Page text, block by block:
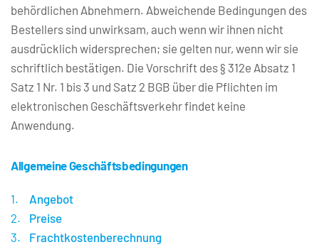
behördlichen Abnehmern. Abweichende Bedingungen des
Bestellers sind unwirksam, auch wenn wir ihnen nicht
ausdrücklich widersprechen; sie gelten nur, wenn wir sie
schriftlich bestätigen. Die Vorschrift des § 312e Absatz 1
Satz 1 Nr. 1 bis 3 und Satz 2 BGB über die Pflichten im
elektronischen Geschäftsverkehr findet keine
Anwendung.
Allgemeine Geschäftsbedingungen
Angebot
Preise
Frachtkostenberechnung